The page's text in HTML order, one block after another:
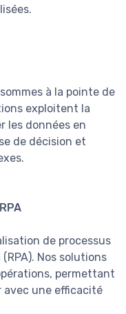
à la pointe de
exploitent la
les données en
de décision et
de processus
Nos solutions
permettant
une efficacité